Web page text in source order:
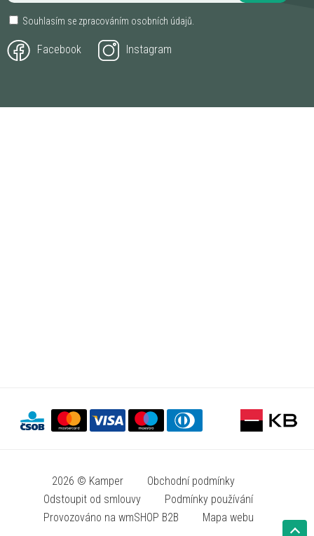
Souhlasím se zpracováním osobních údajů
Facebook Instagram
2026 © Kamper
Obchodní podmínky
Odstoupit od smlouvy
Podmínky používání
Provozováno na wmSHOP B2B
Mapa webu